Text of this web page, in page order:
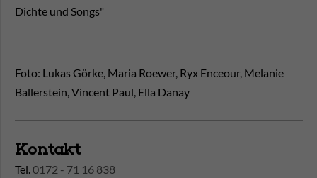
Dichte und Songs"
Foto: Lukas Görke, Maria Roewer, Ryx Enceour, Melanie
Ballerstein, Vincent Paul, Ella Danay
Kontakt
Tel.0172 - 71 16 838